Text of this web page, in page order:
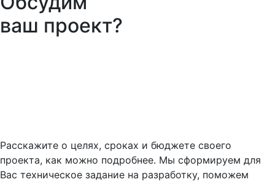
ваш проект?
Расскажите о целях, сроках и бюджете своего
проекта, как можно подробнее. Мы сформируем для
Вас техническое задание на разработку, поможем